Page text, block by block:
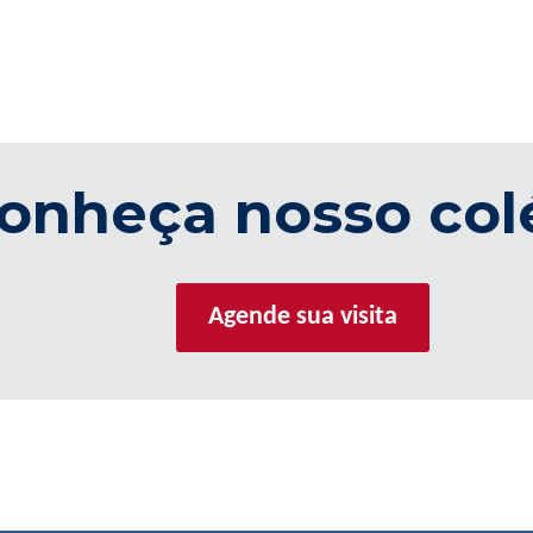
nosso
Agende sua visita